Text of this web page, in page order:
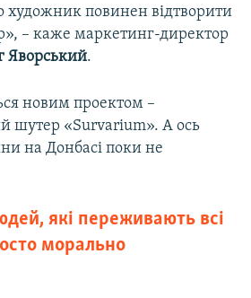
художник повинен відтворити
– каже маркетинг-директор
Яворський.
новим проектом –
шутер «Survarium». А ось
на Донбасі поки не
які переживають всі
морально